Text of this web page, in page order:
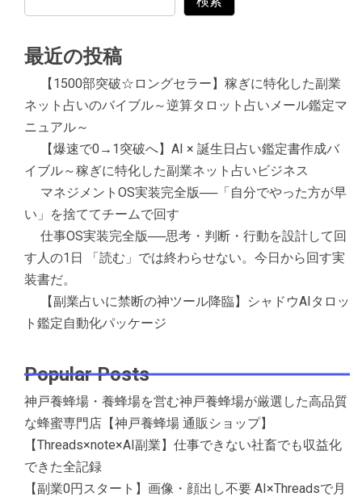
最近の投稿
【1500部突破☆ロングセラー】稼ぎに特化した副業
ネット占いのバイブル～逆算タロット占いメール鑑定マ
ニュアル～
【爆速で0→1突破へ】AI × 誕生日占い鑑定書作成バ
イブル～稼ぎに特化した副業ネット占いビジネス
マネジメントOS実装完全版──「自分でやった方が早
い」を捨ててチームで回す
仕事OS実装完全版──思考・判断・行動を設計して回
す人の1日 「読む」では終わらせない。今日から回す実
装書だ。
【副業占いに禁断の神ツール降臨】シャドウAIタロッ
ト鑑定自動化パッケージ
Popular Posts
神戸養蜂場・養蜂場を営む神戸養蜂場が厳選した高品質
な蜂蜜専門店【神戸養蜂場 通販ショップ】
【Threads×note×AI副業】仕事できない社畜でも収益化
できた全記録
【副業0円スタート】画像・顔出し不要 AI×Threadsで月